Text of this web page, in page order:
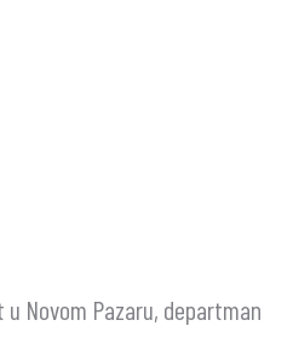
Novom Pazaru, departman